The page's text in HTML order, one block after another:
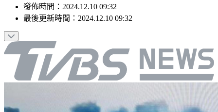
發佈時間： 2024.12.10 09:32
最後更新時間： 2024.12.10 09:32